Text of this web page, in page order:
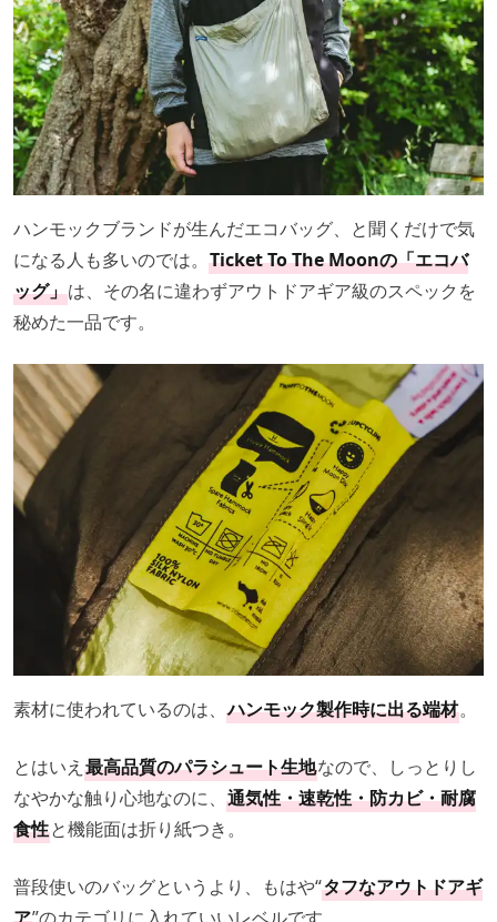
ハンモックブランドが生んだエコバッグ、と聞くだけで気
になる人も多いのでは。 Ticket To The Moonの「エコバ
ッグ」は、その名に違わずアウトドアギア級のスペックを
秘めた一品です。
素材に使われているのは、 ハンモック製作時に出る端材。
とはいえ 最高品質のパラシュート生地なので、しっとりし
なやかな触り心地なのに、 通気性・速乾性・防カビ・耐腐
食性と機能面は折り紙つき。
普段使いのバッグというより、もはや“タフなアウトドアギ